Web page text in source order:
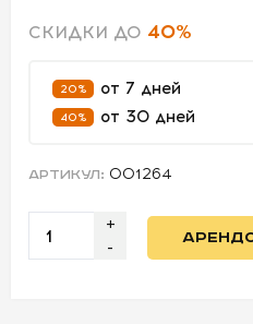
МЕРОПРИЯТИЙ
АРЕНДА
СВЕТОБАЗА
ДОСТАВКА
СКИДКИ ДО 40%
20% от 7 дней
40% от 30 дней
АРТИКУЛ: 001264
+
-